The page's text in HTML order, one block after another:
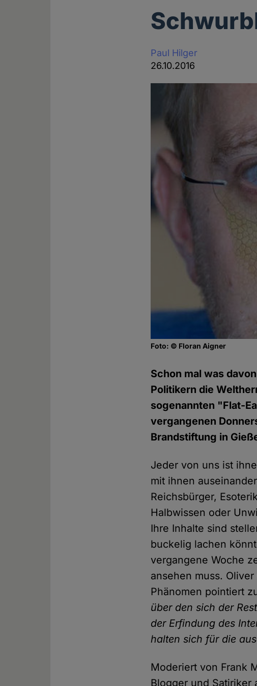
Paul Hilger
26.10.2016
Foto: © Floran Aigner
Schon mal was
Politikern die
sogenannten "Flat-
vergangenen
Brandstiftung in
Jeder von uns ist
mit ihnen
Reichsbürger,
Halbwissen oder
Ihre Inhalte sind
buckelig lachen
vergangene Woche
ansehen muss.
Phänomen pointiert
über den sich der
der Erfindung des
halten sich für die
Moderiert von Frank
Blogger und Satiriker